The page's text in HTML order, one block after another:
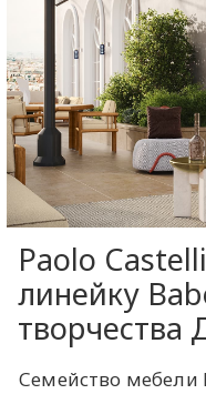
Paolo
линейку
творчества
Семейство мебели